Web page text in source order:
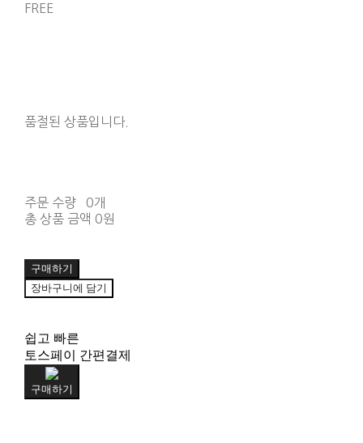
FREE
품절된 상품입니다.
주문 수량
0개
총 상품 금액 0원
구매하기
장바구니에 담기
쉽고 빠른
토스페이 간편결제
구매하기